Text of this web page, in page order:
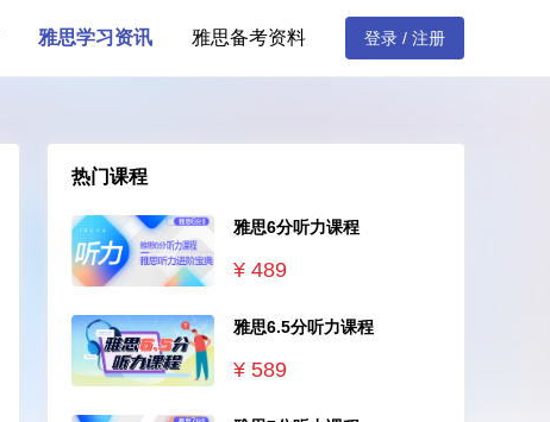
雅思学习资讯 雅思备考资料 登录 / 注册
热门课程
雅思6分听力课程
¥ 489
雅思6.5分听力课程
¥ 589